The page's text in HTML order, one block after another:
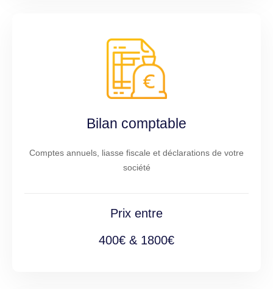
Bilan comptable
Comptes annuels, liasse fiscale et déclarations de votre
société
Prix entre
400€ & 1800€